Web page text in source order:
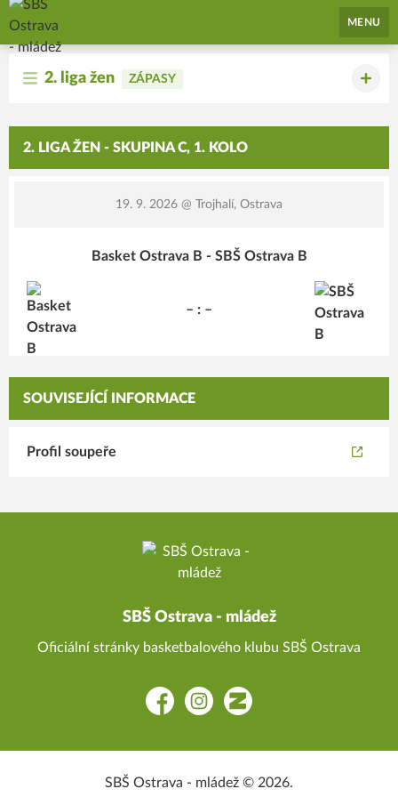
SBŠ Ostrava - mládež
MENU
2. liga žen ZÁPASY
2. LIGA ŽEN - SKUPINA C, 1. KOLO
19. 9. 2026 @ Trojhalí, Ostrava
Basket Ostrava B - SBŠ Ostrava B
– : –
SOUVISEJÍCÍ INFORMACE
Profil soupeře
SBŠ Ostrava - mládež
Oficiální stránky basketbalového klubu SBŠ Ostrava
FacebookInstagramZonerama
SBŠ Ostrava - mládež © 2026.